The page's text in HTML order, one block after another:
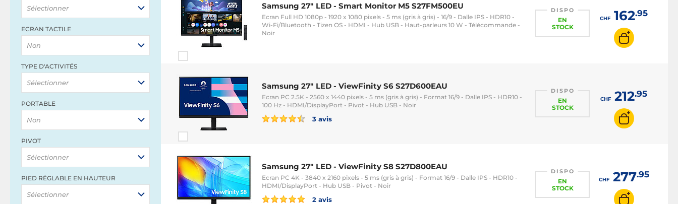
Sélectionner
ECRAN TACTILE
Non
TYPE D'ACTIVITÉS
Sélectionner
PORTABLE
Non
PIVOT
Sélectionner
PIED RÉGLABLE EN HAUTEUR
Sélectionner
Samsung 27" LED - Smart Monitor M5 S27FM500EU
Ecran Full HD 1080p - 1920 x 1080 pixels - 5 ms (gris à gris) - 16/9 - Dalle IPS - HDR10 -
Wi-Fi/Bluetooth - Tizen OS - HDMI - Hub USB - Haut-parleurs 10 W - Télécommande -
Noir
DISPO
EN
STOCK
CHF162.95
Samsung 27" LED - ViewFinity S6 S27D600EAU
Ecran PC 2.5K - 2560 x 1440 pixels - 5 ms (gris à gris) - Format 16/9 - Dalle IPS - HDR10 -
100 Hz - HDMI/DisplayPort - Pivot - Hub USB - Noir
3 avis
DISPO
EN
STOCK
CHF212.95
Samsung 27" LED - ViewFinity S8 S27D800EAU
Ecran PC 4K - 3840 x 2160 pixels - 5 ms (gris à gris) - Format 16/9 - Dalle IPS - HDR10 -
HDMI/DisplayPort - Hub USB - Pivot - Noir
2 avis
DISPO
EN
STOCK
CHF277.95